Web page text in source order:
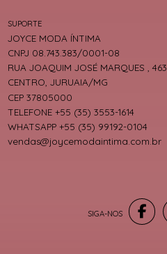
SUPORTE
JOYCE MODA ÍNTIMA
CNPJ 08.743.383/0001-08
RUA JOAQUIM JOSÉ MARQUES , 463
CENTRO, JURUAIA/MG
CEP 37805000
TELEFONE +55 (35) 3553-1614
WHATSAPP +55 (35) 99192-0104
vendas@joycemodaintima.com.br